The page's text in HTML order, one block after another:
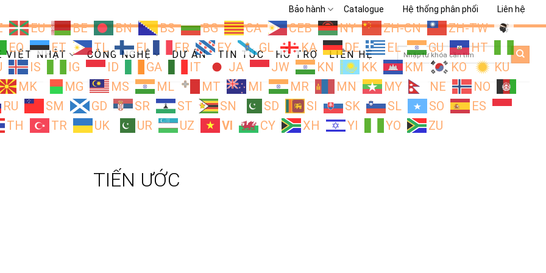
Bảo hành Catalogue Hệ thống phân phối Liên hệ
EU BE BN BS BG CA CEB NY ZH-CN
ZH-TW
EO ET TL FI FR FY GL KA DE EL GU
HT
IS IG ID GA IT JA JW KN KK KM KO
KU
MK MG MS ML MT MI MR MN MY NE
NO
RU SM GD SR ST SN SD SI SK SL SO
ES
TH TR UK UR UZ VI CY XH YI YO ZU
VIỆT NHẬT CÔNG NGHỆ DỰ ÁN TIN TỨC HỖ TRỢ LIÊN HỆ
Search
for:
TIẾN ƯỚC